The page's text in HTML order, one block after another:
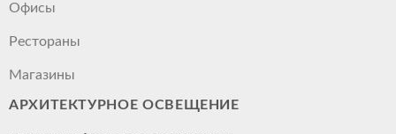
Офисы
Рестораны
Магазины
АРХИТЕКТУРНОЕ ОСВЕЩЕНИЕ